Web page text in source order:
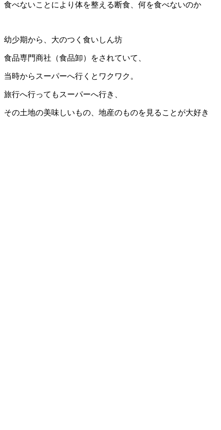
食べないことにより体を整える断食、何を食べないのか
幼少期から、大のつく食いしん坊
食品専門商社（食品卸）をされていて、
当時からスーパーへ行くとワクワク。
旅行へ行ってもスーパーへ行き、
その土地の美味しいもの、地産のものを見ることが大好き